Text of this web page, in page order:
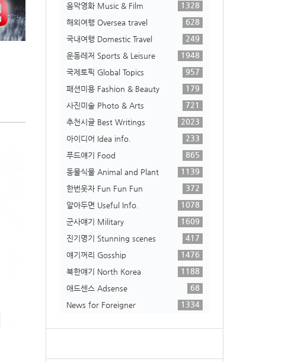
음악영화 Music & Film
1328
해외여행 Oversea travel
628
국내여행 Domestic Travel
249
운동레저 Sports & Leisure
1948
국제토픽 Global Topics
957
패션미용 Fashion & Beauty
179
사진미술 Photo & Arts
721
추천시글 Best Writings
2023
아이디어 Idea info.
233
푸드얘기 Food
865
동물식물 Animal and Plant
1139
한번웃자 Fun Fun Fun
372
알아두면 Useful Info.
1078
군사얘기 Military
1609
진기명기 Stunning scenes
417
얘기꺼리 Gosship
1476
북한얘기 North Korea
1188
애드센스 Adsense
68
News for Foreigner
1334